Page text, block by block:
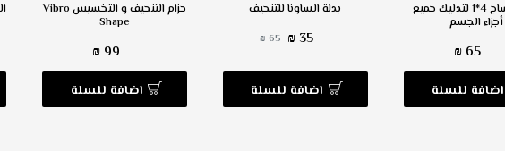
فرد المساج 4*1 لتدليك جميع
أجزاء الجسم
65 ₪
اضافة للسلة
بدلة الساونا للتنحيف
35 ₪
65 ₪
اضافة للسلة
حزام التنحيف و التخسيس Vibro
Shape
99 ₪
اضافة للسلة